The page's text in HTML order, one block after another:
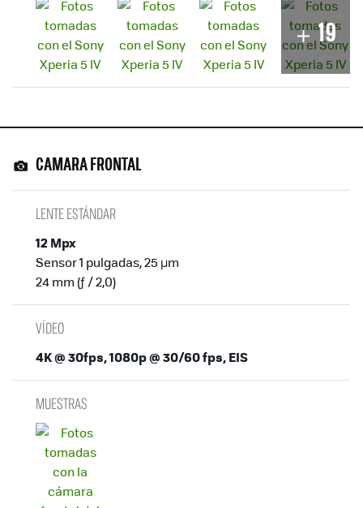
19
CAMARA FRONTAL
LENTE ESTÁNDAR
12 Mpx
Sensor 1 pulgadas, 25 µm
24 mm (ƒ / 2,0)
VÍDEO
4K @ 30fps, 1080p @ 30/60 fps, EIS
MUESTRAS